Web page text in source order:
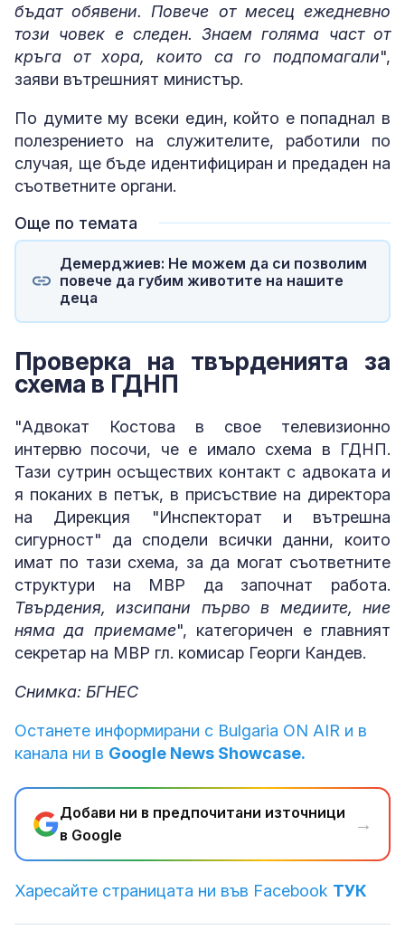
бъдат обявени. Повече от месец ежедневно
този човек е следен. Знаем голяма част от
кръга от хора, които са го подпомагали",
заяви вътрешният министър.
По думите му всеки един, който е попаднал в
полезрението на служителите, работили по
случая, ще бъде идентифициран и предаден на
съответните органи.
Още по темата
Демерджиев: Не можем да си позволим
повече да губим животите на нашите
деца
Проверка на твърденията за
схема в ГДНП
"Адвокат Костова в свое телевизионно
интервю посочи, че е имало схема в ГДНП.
Тази сутрин осъществих контакт с адвоката и
я поканих в петък, в присъствие на директора
на Дирекция "Инспекторат и вътрешна
сигурност" да сподели всички данни, които
имат по тази схема, за да могат съответните
структури на МВР да започнат работа.
Твърдения, изсипани първо в медиите, ние
няма да приемаме", категоричен е главният
секретар на МВР гл. комисар Георги Кандев.
Снимка: БГНЕС
Останете информирани с Bulgaria ON AIR и в
канала ни в Google News Showcase.
Добави ни в предпочитани източници
в Google
→
Харесайте страницата ни във Facebook ТУК